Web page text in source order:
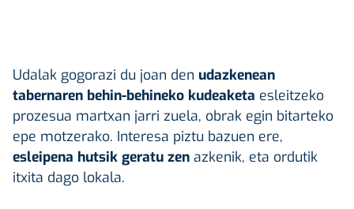
Udalak gogorazi du joan den udazkenean
tabernaren behin-behineko kudeaketa esleitzeko
prozesua martxan jarri zuela, obrak egin bitarteko
epe motzerako. Interesa piztu bazuen ere,
esleipena hutsik geratu zen azkenik, eta ordutik
itxita dago lokala.